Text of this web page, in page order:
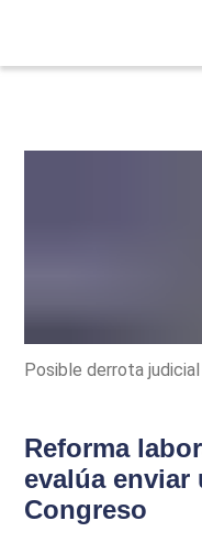
Posible derrota
Reforma
evalúa enviar
Congreso